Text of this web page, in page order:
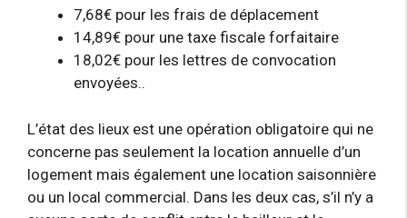
7,68€ pour les frais de déplacement
14,89€ pour une taxe fiscale forfaitaire
18,02€ pour les lettres de convocation
envoyées..
L’état des lieux est une opération obligatoire qui ne
concerne pas seulement la location annuelle d’un
logement mais également une location saisonnière
ou un local commercial. Dans les deux cas, s’il n’y a